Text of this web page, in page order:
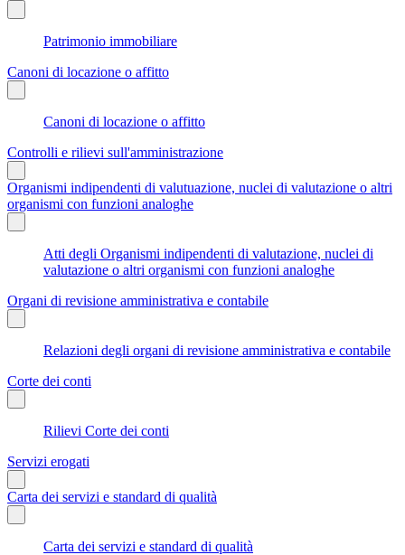
Patrimonio immobiliare
Canoni di locazione o affitto
Canoni di locazione o affitto
Controlli e rilievi sull'amministrazione
Organismi indipendenti di valutuazione, nuclei di valutazione o altri
organismi con funzioni analoghe
Atti degli Organismi indipendenti di valutazione, nuclei di
valutazione o altri organismi con funzioni analoghe
Organi di revisione amministrativa e contabile
Relazioni degli organi di revisione amministrativa e contabile
Corte dei conti
Rilievi Corte dei conti
Servizi erogati
Carta dei servizi e standard di qualità
Carta dei servizi e standard di qualità